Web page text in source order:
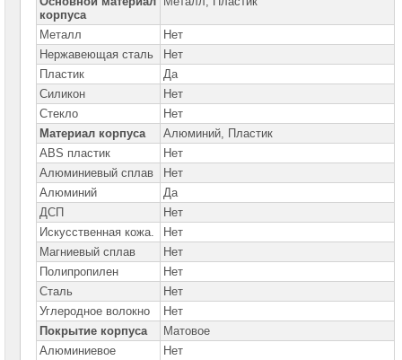
корпуса
Металл
Нет
Нержавеющая сталь
Нет
Пластик
Да
Силикон
Нет
Стекло
Нет
Материал корпуса
Алюминий, Пластик
ABS пластик
Нет
Алюминиевый сплав
Нет
Алюминий
Да
ДСП
Нет
Искусственная кожа.
Нет
Магниевый сплав
Нет
Полипропилен
Нет
Сталь
Нет
Углеродное волокно
Нет
Покрытие корпуса
Матовое
Алюминиевое
Нет